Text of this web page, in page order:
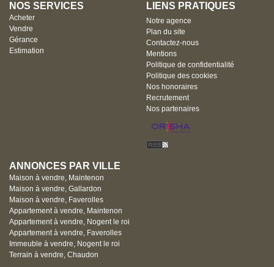
NOS SERVICES
Acheter
Vendre
Gérance
Estimation
LIENS PRATIQUES
Notre agence
Plan du site
Contactez-nous
Mentions
Politique de confidentialité
Politique des cookies
Nos honoraires
Recrutement
Nos partenaires
ANNONCES PAR VILLE
Maison à vendre, Maintenon
Maison à vendre, Gallardon
Maison à vendre, Faverolles
Appartement à vendre, Maintenon
Appartement à vendre, Nogent le roi
Appartement à vendre, Faverolles
Immeuble à vendre, Nogent le roi
Terrain à vendre, Chaudon